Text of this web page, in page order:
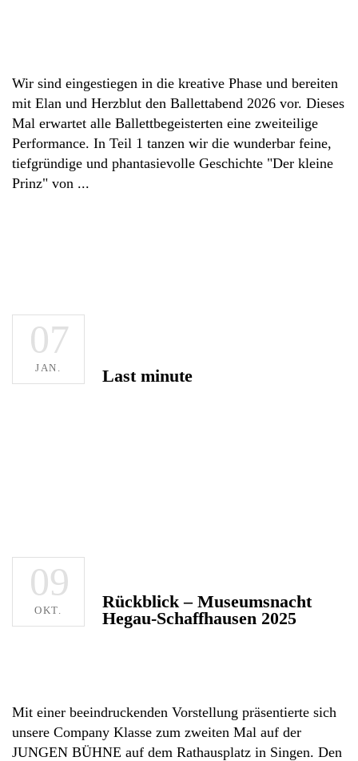
Wir sind eingestiegen in die kreative Phase und bereiten
mit Elan und Herzblut den Ballettabend 2026 vor. Dieses
Mal erwartet alle Ballettbegeisterten eine zweiteilige
Performance. In Teil 1 tanzen wir die wunderbar feine,
tiefgründige und phantasievolle Geschichte "Der kleine
Prinz" von
07
JAN. Last minute
09
OKT.
Rückblick – Museumsnacht
Hegau-Schaffhausen 2025
Mit einer beeindruckenden Vorstellung präsentierte sich
unsere Company Klasse zum zweiten Mal auf der
JUNGEN BÜHNE auf dem Rathausplatz in Singen. Den